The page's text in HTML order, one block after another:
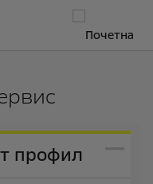
профил